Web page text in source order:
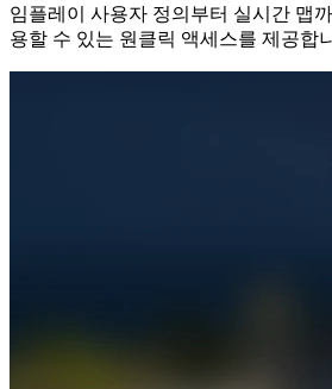
임플레이 사용자 정의부터 실시간 맵
용할 수 있는 원클릭 액세스를 제공합